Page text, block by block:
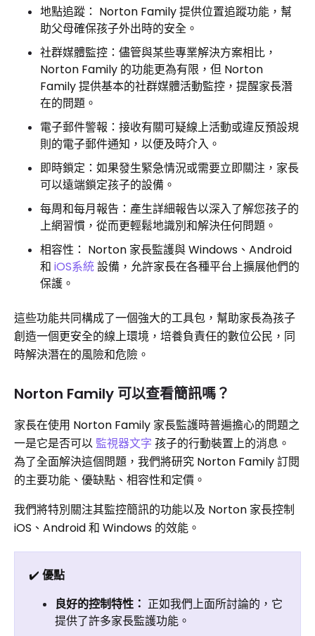
地點追蹤： Norton Family 提供位置追蹤功能，幫
助父母確保孩子外出時的安全。
社群媒體監控：儘管與某些專業解決方案相比，
Norton Family 的功能更為有限，但 Norton
Family 提供基本的社群媒體活動監控，提醒家長潛
在的問題。
電子郵件警報：接收有關可疑線上活動或違反預設規
則的電子郵件通知，以便及時介入。
即時鎖定：如果發生緊急情況或需要立即關注，家長
可以遠端鎖定孩子的設備。
每周和每月報告：產生詳細報告以深入了解您孩子的
上網習慣，從而更輕鬆地識別和解決任何問題。
相容性： Norton 家長監護與 Windows、Android
和 iOS系統設備，允許家長在各種平台上擴展他們的
保護。
這些功能共同構成了一個強大的工具包，幫助家長為孩子
創造一個更安全的線上環境，培養負責任的數位公民，同
時解決潛在的風險和危險。
Norton Family 可以查看簡訊嗎？
家長在使用 Norton Family 家長監護時普遍擔心的問題之
一是它是否可以監視器文字 孩子的行動裝置上的消息。
為了全面解決這個問題，我們將研究 Norton Family 訂閱
的主要功能、優缺點、相容性和定價。
我們將特別關注其監控簡訊的功能以及 Norton 家長控制
iOS、Android 和 Windows 的效能。
✔️ 優點
良好的控制特性： 正如我們上面所討論的，它
提供了許多家長監護功能。